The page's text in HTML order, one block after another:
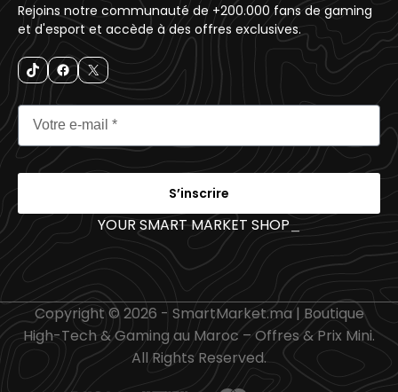
Rejoins notre communauté de +200.000 fans de gaming
et d'esport et accède à des offres exclusives.
S’inscrire
YOUR SMART MARKET SHOP _
Copyright © 2026 - SmartMarket.ma | Boutique
High-Tech & Gaming au Maroc – Offres & Prix Mini.
All Rights Reserved.